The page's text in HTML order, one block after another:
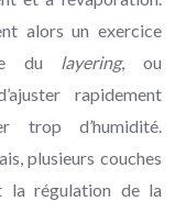
alors un exercice
du layering, ou
rapidement
trop d’humidité.
plusieurs couches
la régulation de la